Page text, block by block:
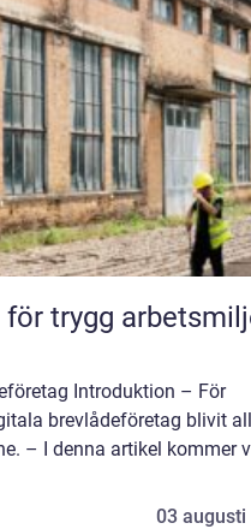
för trygg
Introduktion – För
brevlådeföretag blivit
– I denna artikel kommer
03 augusti